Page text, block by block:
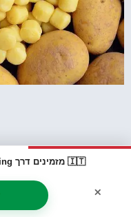
🇮🇹 מזמינים דרך Booking? קבלו
×